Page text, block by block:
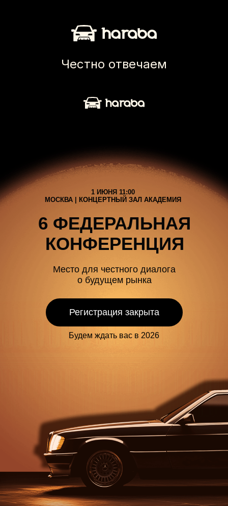
Честно отвечаем
Место для честного диалога
о будущем рынка
1 ИЮНЯ 11:00
МОСКВА |
КОНЦЕРТНЫЙ ЗАЛ АКАДЕМИЯ
6 ФЕДЕРАЛЬНАЯ
КОНФЕРЕНЦИЯ
Регистрация закрыта
Будем ждать вас в 2026